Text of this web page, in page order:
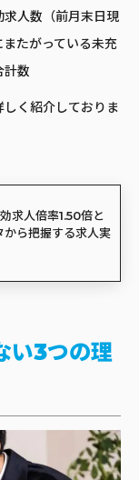
人数（前月末日現
たがっている未充
計数
く紹介しておりま
求人倍率1.50倍と
から把握する求人実
い3つの理